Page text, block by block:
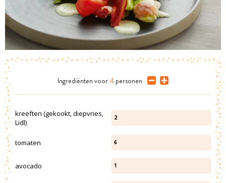
Ingrediënten voor 4 personen
kreeften (gekookt, diepvries,
Lidl)
2
tomaten 6
avocado 1